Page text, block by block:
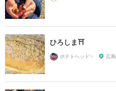
ひろしま⛩
ポテトヘッド✨ 広島